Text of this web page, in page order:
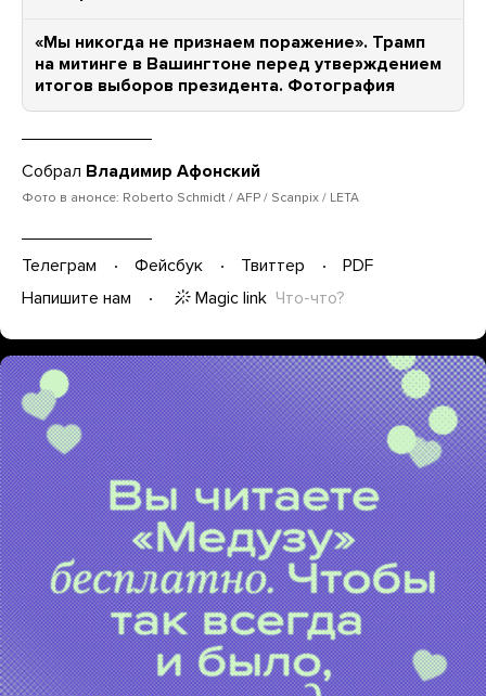
«Мы никогда не признаем поражение». Трамп
на митинге в Вашингтоне перед утверждением
итогов выборов президента. Фотография
Собрал Владимир Афонский
Фото в анонсе: Roberto Schmidt / AFP / Scanpix / LETA
Телеграм Фейсбук Твиттер
PDF
Напишите нам
Magic link Что-что?